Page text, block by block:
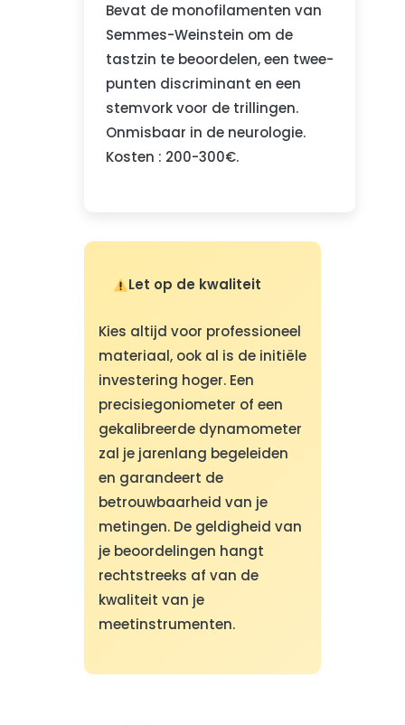
Bevat de monofilamenten van
Semmes-Weinstein om de
tastzin te beoordelen, een twee-
punten discriminant en een
stemvork voor de trillingen.
Onmisbaar in de neurologie.
Kosten : 200-300€.
Let op de kwaliteit
Kies altijd voor professioneel
materiaal, ook al is de initiële
investering hoger. Een
precisiegoniometer of een
gekalibreerde dynamometer
zal je jarenlang begeleiden
en garandeert de
betrouwbaarheid van je
metingen. De geldigheid van
je beoordelingen hangt
rechtstreeks af van de
kwaliteit van je
meetinstrumenten.